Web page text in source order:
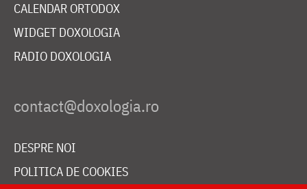
CALENDAR ORTODOX
WIDGET DOXOLOGIA
RADIO DOXOLOGIA
DESPRE NOI
POLITICA DE COOKIES